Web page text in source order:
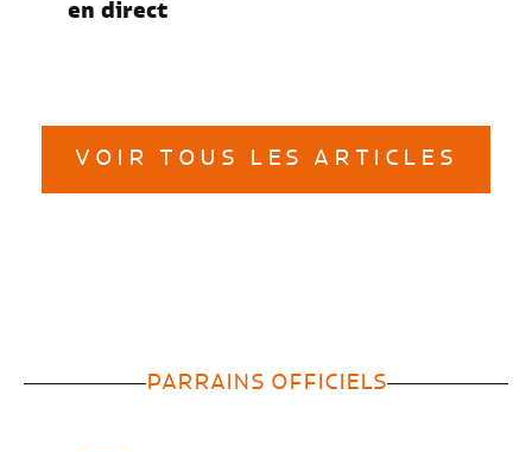
en direct
VOIR TOUS LES ARTICLES
PARRAINS OFFICIELS